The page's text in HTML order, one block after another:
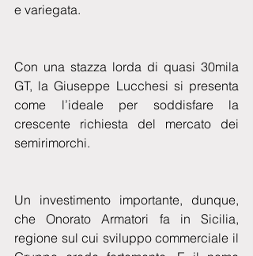
e variegata.
Con una stazza lorda di quasi 30mila
GT, la Giuseppe Lucchesi si presenta
come l’ideale per soddisfare la
crescente richiesta del mercato dei
semirimorchi.
Un investimento importante, dunque,
che Onorato Armatori fa in Sicilia,
regione sul cui sviluppo commerciale il